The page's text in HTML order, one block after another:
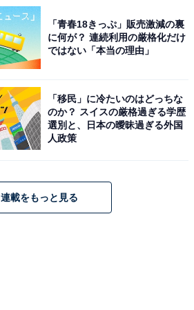
「青春18きっぷ」販売激減の裏
に何が？ 連続利用の厳格化だけ
ではない「本当の理由」
「移民」に冷たいのはどっちな
のか？ スイスの厳格過ぎる学歴
選別と、日本の曖昧過ぎる外国
人政策
連載をもっと見る